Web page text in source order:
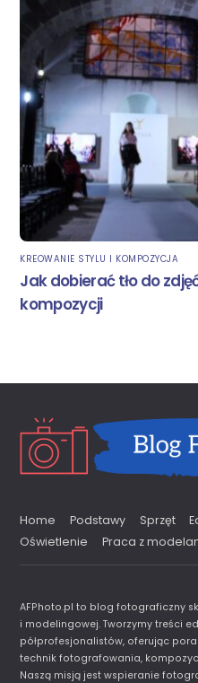
KREOWANIE STYLU I KOMPOZYCJA
Jak dobierać tło do
kompozycji
Home Podstawy Sprzęt
Oświetlenie
Praca z
AFPhoto.pl to blog fotograficzny
i modelingowej. Tworzymy treści
półprofesjonalistów, oferując
technik fotografowania,
Naszą misją jest wspieranie